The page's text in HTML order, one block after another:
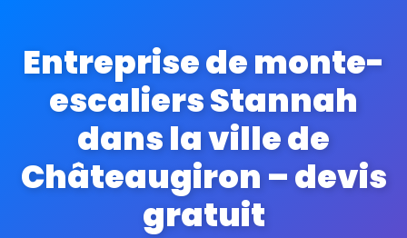
Entreprise de monte-
escaliers Stannah
dans la ville de
Châteaugiron – devis
gratuit